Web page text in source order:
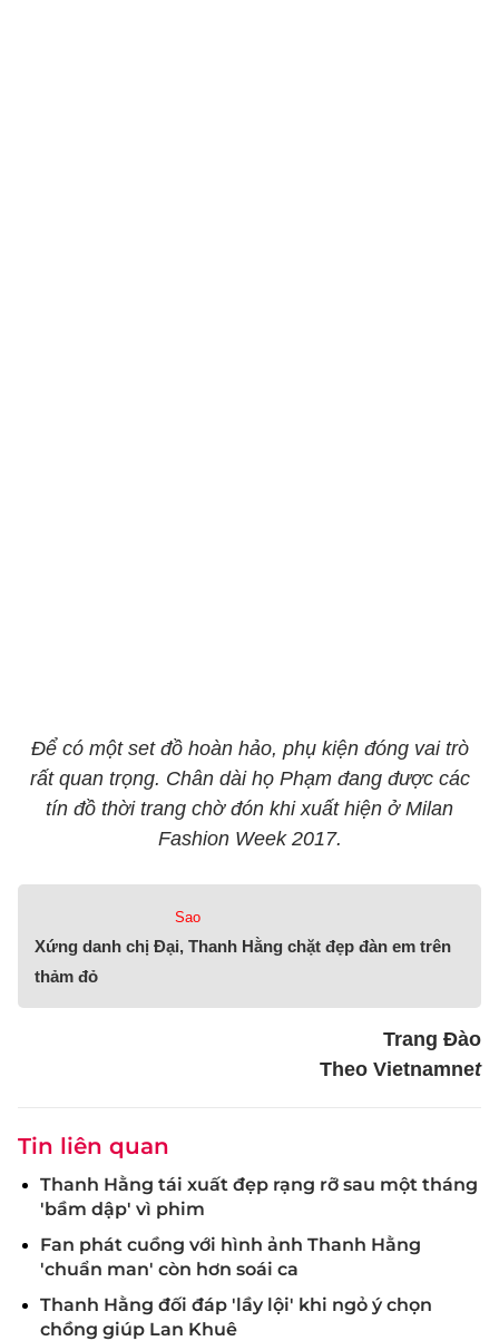
Để có một set đồ hoàn hảo, phụ kiện đóng vai trò
rất quan trọng. Chân dài họ Phạm đang được các
tín đồ thời trang chờ đón khi xuất hiện ở Milan
Fashion Week 2017.
Sao
Xứng danh chị Đại, Thanh Hằng chặt đẹp đàn em trên
thảm đỏ
Trang Đào
Theo Vietnamnet
Tin liên quan
Thanh Hằng tái xuất đẹp rạng rỡ sau một tháng
'bầm dập' vì phim
Fan phát cuồng với hình ảnh Thanh Hằng
'chuẩn man' còn hơn soái ca
Thanh Hằng đối đáp 'lầy lội' khi ngỏ ý chọn
chồng giúp Lan Khuê